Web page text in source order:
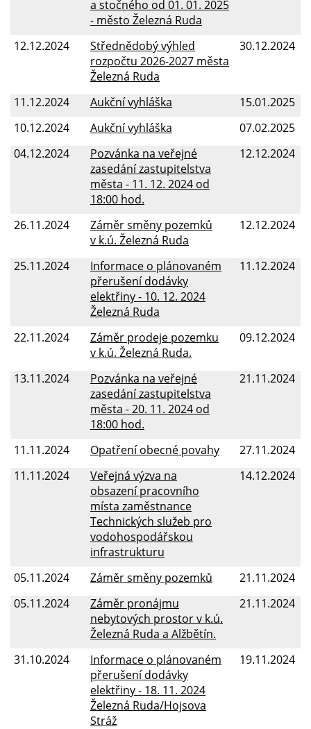
a stočného od 01. 01. 2025
- město Železná Ruda
12.12.2024
30.12.2024
Střednědobý výhled
rozpočtu 2026-2027 města
Železná Ruda
11.12.2024
15.01.2025
Aukční vyhláška
10.12.2024
07.02.2025
Aukční vyhláška
04.12.2024
12.12.2024
Pozvánka na veřejné
zasedání zastupitelstva
města - 11. 12. 2024 od
18:00 hod.
26.11.2024
12.12.2024
Záměr směny pozemků
v k.ú. Železná Ruda
25.11.2024
11.12.2024
Informace o plánovaném
přerušení dodávky
elektřiny - 10. 12. 2024
Železná Ruda
22.11.2024
09.12.2024
Záměr prodeje pozemku
v k.ú. Železná Ruda.
13.11.2024
21.11.2024
Pozvánka na veřejné
zasedání zastupitelstva
města - 20. 11. 2024 od
18:00 hod.
11.11.2024
27.11.2024
Opatření obecné povahy
11.11.2024
14.12.2024
Veřejná výzva na
obsazení pracovního
místa zaměstnance
Technických služeb pro
vodohospodářskou
infrastrukturu
05.11.2024
21.11.2024
Záměr směny pozemků
05.11.2024
21.11.2024
Záměr pronájmu
nebytových prostor v k.ú.
Železná Ruda a Alžbětín.
31.10.2024
19.11.2024
Informace o plánovaném
přerušení dodávky
elektřiny - 18. 11. 2024
Železná Ruda/Hojsova
Stráž